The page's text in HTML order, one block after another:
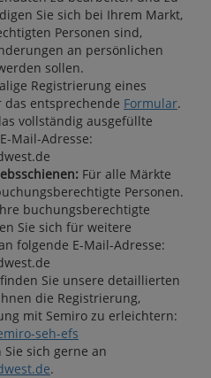
Sie sich bei Ihrem Markt,
Personen sind,
an persönlichen
sollen.
Registrierung eines
entsprechende Formular.
vollständig ausgefüllte
Mail-Adresse:
Für alle Märkte
Personen.
buchungsberechtigte
Sie sich für weitere
folgende E-Mail-Adresse:
Sie unsere detaillierten
die Registrierung,
mit Semiro zu erleichtern:
seh-efs
Sie sich gerne an
.